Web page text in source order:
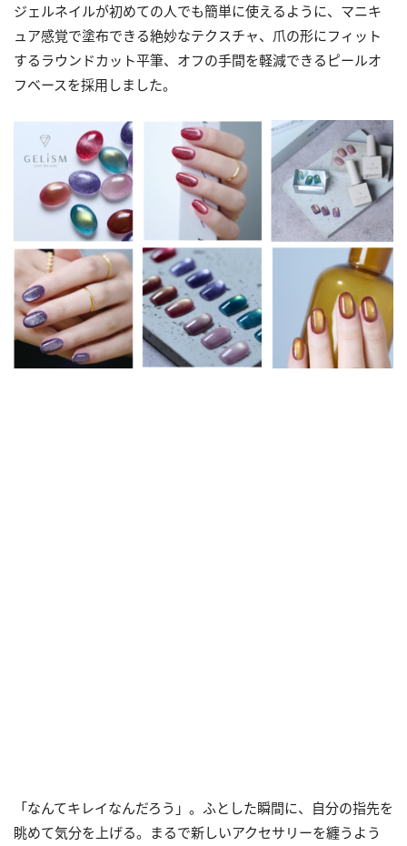
ジェルネイルが初めての人でも簡単に使えるように、マニキ
ュア感覚で塗布できる絶妙なテクスチャ、爪の形にフィット
するラウンドカット平筆、オフの手間を軽減できるピールオ
フベースを採用しました。
「なんてキレイなんだろう」。ふとした瞬間に、自分の指先を
眺めて気分を上げる。まるで新しいアクセサリーを纏うよう